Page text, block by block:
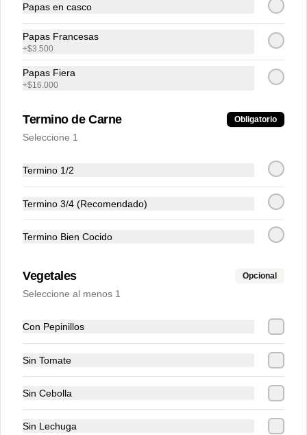
$4.000
Papas en casco
Papas Francesas
+$3.500
Papas Fiera
+$16.000
Termino de Carne Obligatorio
Seleccione 1
Termino 1/2
Termino 3/4 (Recomendado)
Termino Bien Cocido
Vegetales Opcional
Seleccione al menos 1
Con Pepinillos
Sin Tomate
Sin Cebolla
Sin Lechuga